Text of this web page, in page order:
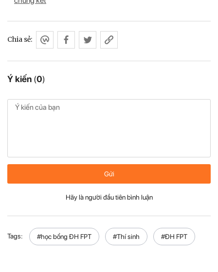
Ý kiến (0)
Chia sẻ:
Gửi
Hãy là người đầu tiên bình luận
Tags: #học bổng ĐH FPT #Thí sinh #ĐH FPT